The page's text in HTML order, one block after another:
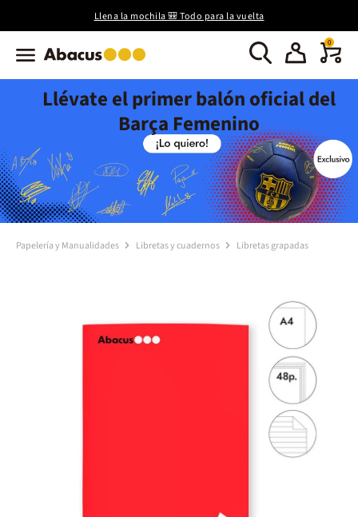
Llena la mochila 🎒 Todo para la vuelta
0
Llévate el primer balón oficial del
Barça Femenino
Papelería y Manualidades Libretas y cuadernos Libretas grapadas